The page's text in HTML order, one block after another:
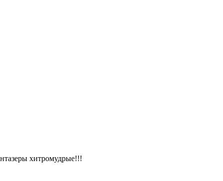
хитромудрые!!!